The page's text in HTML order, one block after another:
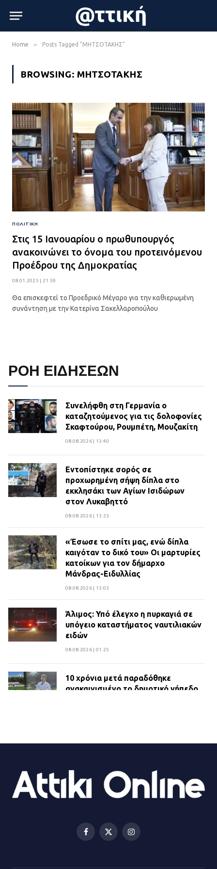
Home » Posts Tagged "ΜΗΤΣΟΤΑΚΗΣ"
BROWSING: ΜΗΤΣΟΤΑΚΗΣ
ΠΟΛΙΤΙΚΉ
Στις 15 Ιανουαρίου ο πρωθυπουργός
ανακοινώνει το όνομα του προτεινόμενου
Προέδρου της Δημοκρατίας
08.01.2025 | 21:59
Θα επισκεφτεί το Προεδρικό Μέγαρο για την καθιερωμένη
συνάντηση με την Κατερίνα Σακελλαροπούλου
ΡΟΗ ΕΙΔΗΣΕΩΝ
Συνελήφθη στη Γερμανία ο
καταζητούμενος για τις δολοφονίες
Σκαφτούρου, Ρουμπέτη, Μουζακίτη
08.08.2026 | 13:40
Εντοπίστηκε σορός σε
προχωρημένη σήψη δίπλα στο
εκκλησάκι των Αγίων Ισιδώρων
στον Λυκαβηττό
08.08.2026 | 13:23
«Έσωσε το σπίτι μας, ενώ δίπλα
καιγόταν το δικό του» Οι μαρτυρίες
κατοίκων για τον δήμαρχο
Μάνδρας-Ειδυλλίας
08.08.2026 | 13:03
Άλιμος: Υπό έλεγχο η πυρκαγιά σε
υπόγειο καταστήματος ναυτιλιακών
ειδών
08.08.2026 | 01:25
10 χρόνια μετά παραδόθηκε
ανακαινισμένο το δημοτικό γήπεδο
ΔΗΜΟΣ ΜΑΝΔΡΑΣ ΕΙΔΥΛΛΙΑΣ:
23.07.2026 | 14:58
Πολυχώρο ΙΡΙΣ
21.07.2026 | 14:01
Facebook
X
Instagram